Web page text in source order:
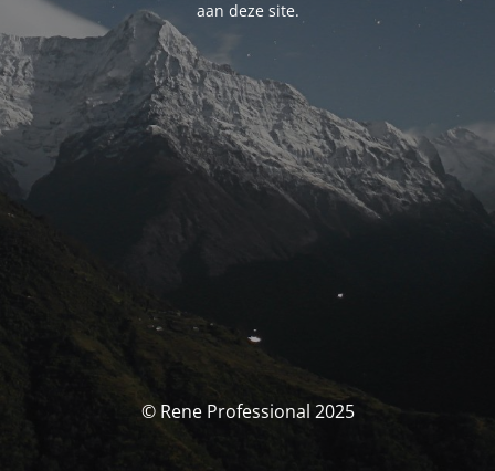
aan deze site.
© Rene Professional 2025